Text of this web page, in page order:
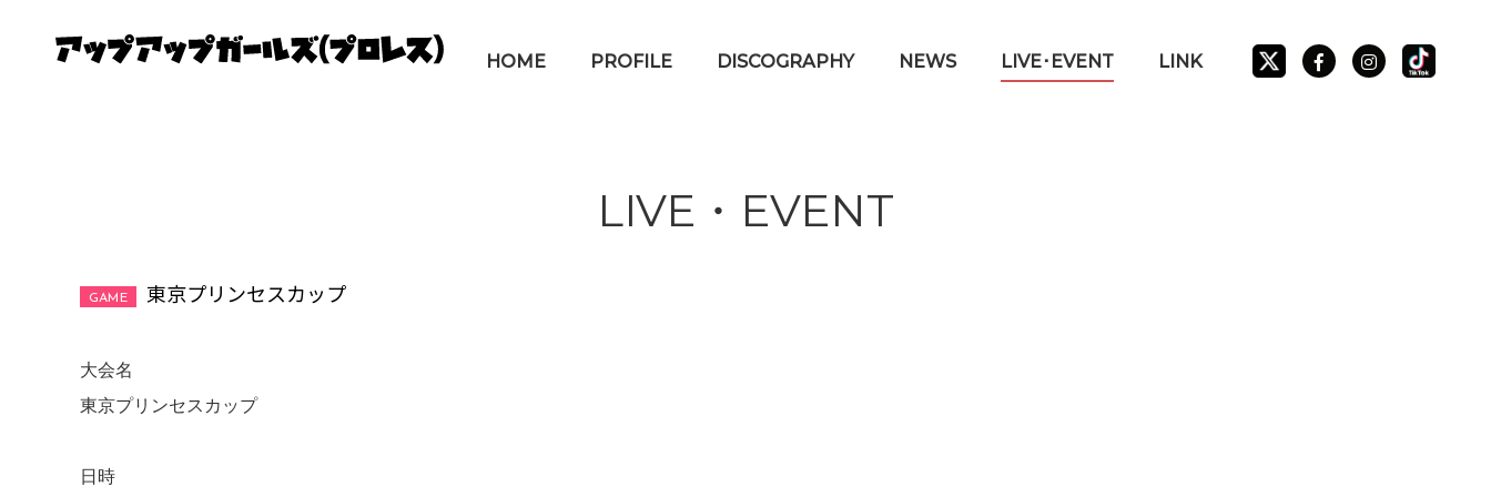
HOME PROFILE DISCOGRAPHY NEWS LIVE･EVENT LINK
LIVE・EVENT
GAME 東京プリンセスカップ
大会名
東京プリンセスカップ
日時